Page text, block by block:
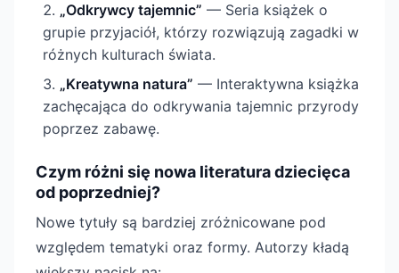
„Odkrywcy tajemnic” — Seria książek o
grupie przyjaciół, którzy rozwiązują zagadki w
różnych kulturach świata.
„Kreatywna natura” — Interaktywna książka
zachęcająca do odkrywania tajemnic przyrody
poprzez zabawę.
Czym różni się nowa literatura dziecięca
od poprzedniej?
Nowe tytuły są bardziej zróżnicowane pod
względem tematyki oraz formy. Autorzy kładą